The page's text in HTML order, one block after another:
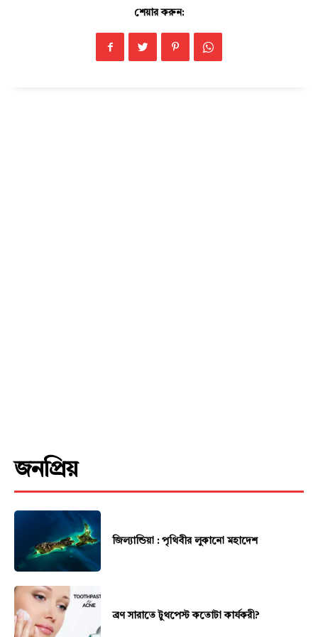
শেয়ার করুন:
জনপ্রিয়
জিল্যান্ডিয়া : পৃথিবীর লুকানো মহাদেশ
ব্রণ সারাতে টুথপেস্ট কতোটা কার্যকরী?